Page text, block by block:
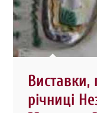
Виставки,
річниці